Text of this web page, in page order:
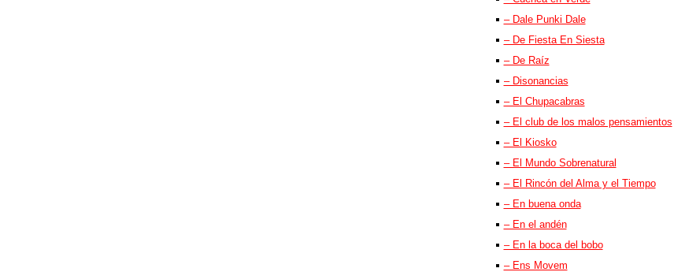
– Dale Punki Dale
– De Fiesta En Siesta
– De Raíz
– Disonancias
– El Chupacabras
– El club de los malos pensamientos
– El Kiosko
– El Mundo Sobrenatural
– El Rincón del Alma y el Tiempo
– En buena onda
– En el andén
– En la boca del bobo
– Ens Movem